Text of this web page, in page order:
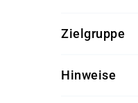
Zielgruppe
Hinweise